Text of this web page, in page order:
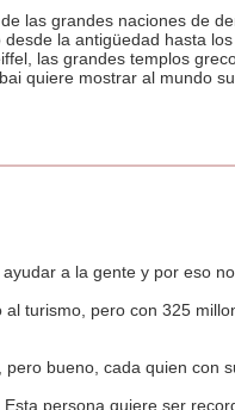
las grandes naciones de
la antigüedad hasta
las grandes templos
quiere mostrar al mundo
a la gente y por eso
turismo, pero con 325
bueno, cada quien con
persona quiere ser